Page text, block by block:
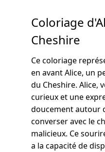
Coloriage
Cheshire
Ce coloriage
en avant Alice, un
du Cheshire. Alice,
curieux et une
doucement autour
converser avec le
malicieux. Ce
a la capacité de